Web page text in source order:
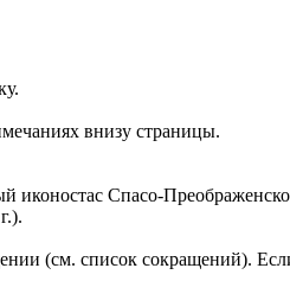
внизу страницы.
иконостас Спасо-
(см. список сокращений).